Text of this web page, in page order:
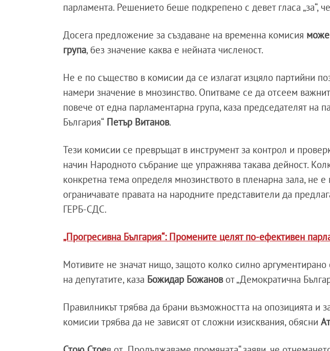
парламента. Решението беше подкрепено с девет гласа „за“,
Досега предложение за създаване на временна комисия
група, без значение каква е нейната численост.
Не е по същество в комисии да се излагат изцяло партийни
намери значение в мнозинство. Опитваме се да отсеем
повече от една парламентарна група, каза председателят на
България“ Петър Витанов.
Тези комисии се превръщат в инструмент за контрол и
начин Народното събрание ще упражнява такава дейност.
конкретна тема определя мнозинството в пленарна зала, не
ограничавате правата на народните представители да
ГЕРБ-СДС.
„Прогресивна България“: Промените целят по-ефективен
Мотивите не значат нищо, защото колко силно
на депутатите, каза Божидар Божанов от „Демократична
Правилникът трябва да брани възможността на опозицията и
комисии трябва да не зависят от сложни изисквания, обясни